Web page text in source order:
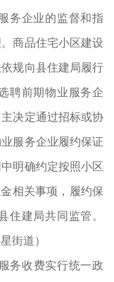
务企业的监督和指
商品住宅小区建设
规向县住建局履行
聘前期物业服务企
决定通过招标或协
服务企业履约保证
明确约定按照小区
相关事项，履约保
住建局共同监管。
街道）
收费实行统一政